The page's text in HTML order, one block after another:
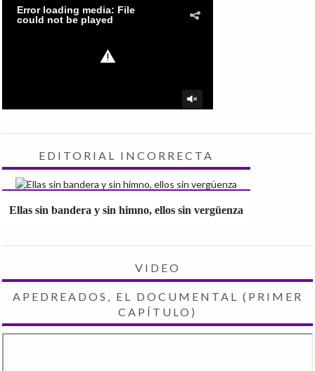
EDITORIAL INCORRECTA
Ellas sin bandera y sin himno, ellos sin vergüenza
VIDEO
APEDREADOS, EL DOCUMENTAL (PRIMER
CAPÍTULO)